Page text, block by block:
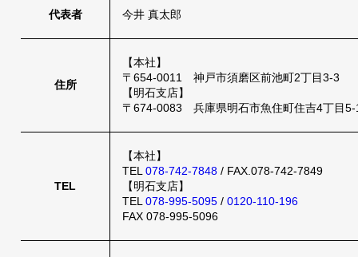
代表者 今井 真太郎
住所
【本社】
〒654-0011 神戸市須磨区前池町2丁目3-3
【明石支店】
〒674-0083 兵庫県明石市魚住町住吉4丁目5-
TEL
【本社】
TEL 078-742-7848 / FAX.078-742-7849
【明石支店】
TEL 078-995-5095 / 0120-110-196
FAX 078-995-5096